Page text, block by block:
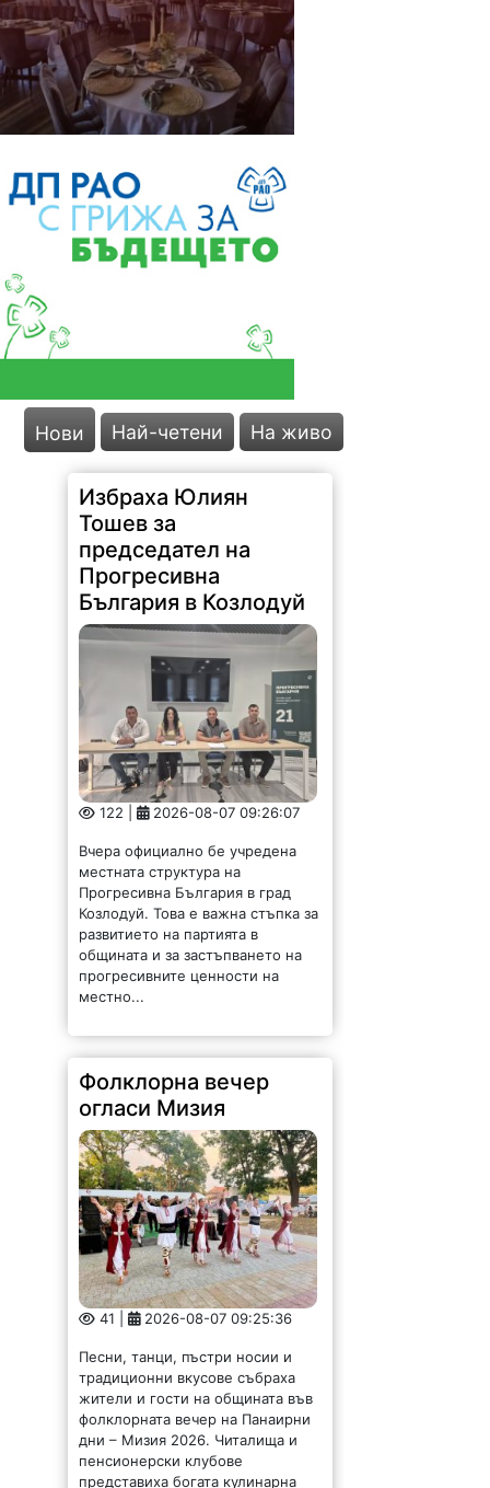
Нови Най-четени На живо
Избраха Юлиян
Тошев за
председател на
Прогресивна
България в Козлодуй
122 | 2026-08-07 09:26:07
Вчера официално бе учредена
местната структура на
Прогресивна България в град
Козлодуй. Това е важна стъпка за
развитието на партията в
общината и за застъпването на
прогресивните ценности на
местно...
Фолклорна вечер
огласи Мизия
41 | 2026-08-07 09:25:36
Песни, танци, пъстри носии и
традиционни вкусове събраха
жители и гости на общината във
фолклорната вечер на Панаирни
дни – Мизия 2026. Читалища и
пенсионерски клубове
представиха богата кулинарна